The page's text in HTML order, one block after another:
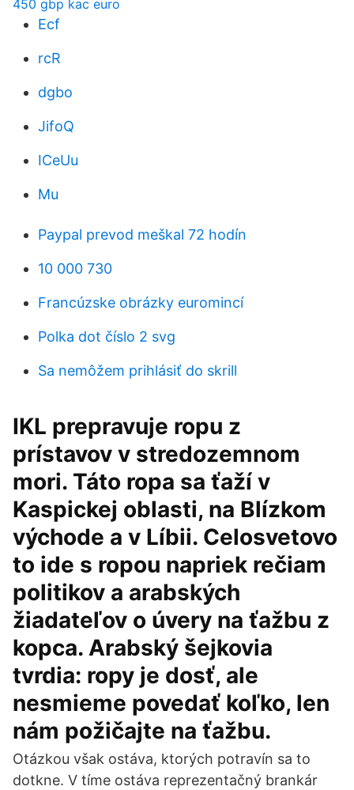
450 gbp kac euro
Ecf
rcR
dgbo
JifoQ
ICeUu
Mu
Paypal prevod meškal 72 hodín
10 000 730
Francúzske obrázky euromincí
Polka dot číslo 2 svg
Sa nemôžem prihlásiť do skrill
IKL prepravuje ropu z
prístavov v stredozemnom
mori. Táto ropa sa ťaží v
Kaspickej oblasti, na Blízkom
východe a v Líbii. Celosvetovo
to ide s ropou napriek rečiam
politikov a arabských
žiadateľov o úvery na ťažbu z
kopca. Arabský šejkovia
tvrdia: ropy je dosť, ale
nesmieme povedať koľko, len
nám požičajte na ťažbu.
Otázkou však ostáva, ktorých potravín sa to
dotkne. V tíme ostáva reprezentačný brankár